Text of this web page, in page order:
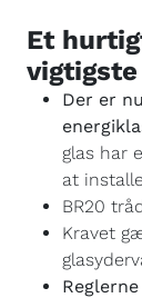
Et
Der er
glas har
at
BR20
Kravet